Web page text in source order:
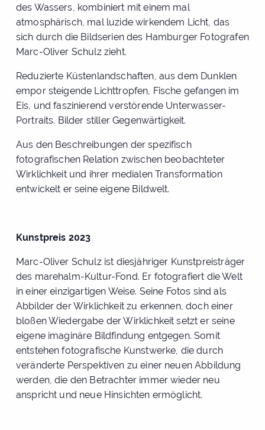
des Wassers, kombiniert mit einem mal
atmosphärisch, mal luzide wirkendem Licht, das
sich durch die Bildserien des Hamburger Fotografen
Marc-Oliver Schulz zieht.
Reduzierte Küstenlandschaften, aus dem Dunklen
empor steigende Lichttropfen, Fische gefangen im
Eis, und faszinierend verstörende Unterwasser-
Portraits. Bilder stiller Gegenwärtigkeit.
Aus den Beschreibungen der spezifisch
fotografischen Relation zwischen beobachteter
Wirklichkeit und ihrer medialen Transformation
entwickelt er seine eigene Bildwelt.
Kunstpreis 2023
Marc-Oliver Schulz ist diesjähriger Kunstpreisträger
des marehalm-Kultur-Fond. Er fotografiert die Welt
in einer einzigartigen Weise. Seine Fotos sind als
Abbilder der Wirklichkeit zu erkennen, doch einer
bloßen Wiedergabe der Wirklichkeit setzt er seine
eigene imaginäre Bildfindung entgegen. Somit
entstehen fotografische Kunstwerke, die durch
veränderte Perspektiven zu einer neuen Abbildung
werden, die den Betrachter immer wieder neu
anspricht und neue Hinsichten ermöglicht.